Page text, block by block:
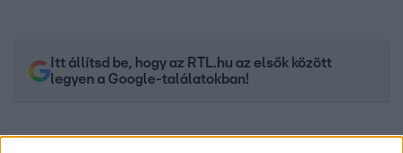
Itt állítsd be, hogy az RTL.hu az elsők között
legyen a Google-találatokban!